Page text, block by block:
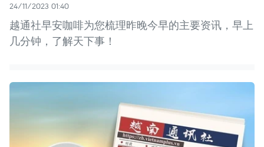
24/11/2023 01:40
越通社早安咖啡为您梳理昨晚今早的主要资讯，早上
几分钟，了解天下事！